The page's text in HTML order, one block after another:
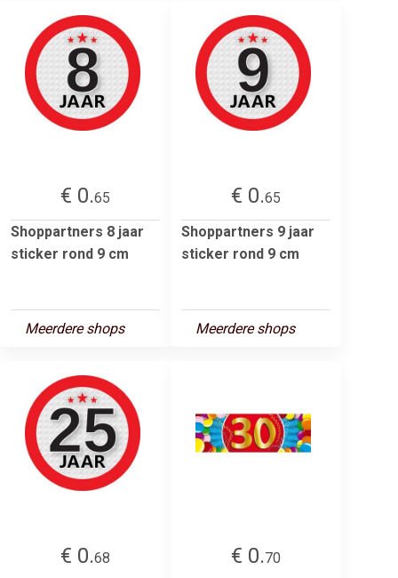
€ 0.65
Shoppartners 8 jaar
sticker rond 9 cm
Meerdere shops
€ 0.65
Shoppartners 9 jaar
sticker rond 9 cm
Meerdere shops
€ 0.68
€ 0.70